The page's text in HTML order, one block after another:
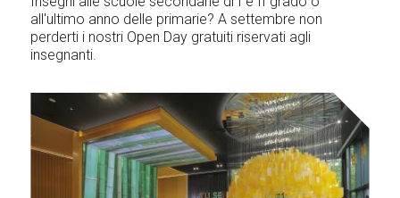
all'ultimo anno delle primarie? A settembre non
perderti i nostri Open Day gratuiti riservati agli
insegnanti.